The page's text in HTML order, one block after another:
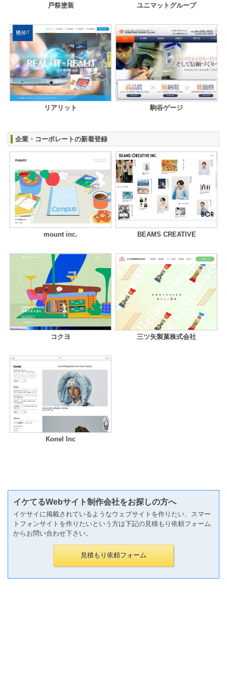
戸祭塗装 ユニマットグループ
リアリット 駒谷ゲージ
企業・コーポレートの新着登録
mount inc. BEAMS CREATIVE
コクヨ 三ツ矢製菓株式会社
Konel Inc
イケてるWebサイト制作会社をお探しの方へ
イケサイに掲載されているようなウェブサイトを作りたい、スマー
トフォンサイトを作りたいという方は下記の見積もり依頼フォーム
からお問い合わせ下さい。